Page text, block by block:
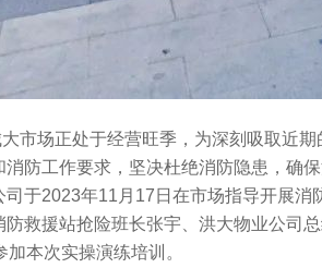
场正处于经营旺季，为深刻吸取近期
消防工作要求，坚决杜绝消防隐患，确
司于2023年11月17日在市场指导开展
防救援站抢险班长张宇、洪大物业公司
加本次实操演练培训。